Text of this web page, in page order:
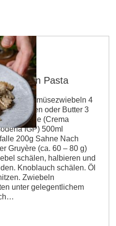
Onion Pasta
500g Gemüsezwiebeln 4
Braten oder Butter 3
Glaze (Crema
IGP) 500ml
200g Sahne Nach
Gruyère (ca. 60 – 80 g)
schälen, halbieren und
Knoblauch schälen. Öl
Zwiebeln
unter gelegentlichem